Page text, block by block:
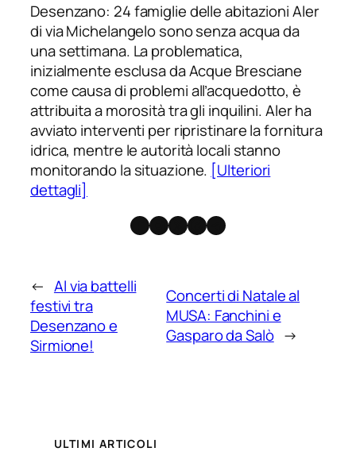
Desenzano: 24 famiglie delle abitazioni Aler
di via Michelangelo sono senza acqua da
una settimana. La problematica,
inizialmente esclusa da Acque Bresciane
come causa di problemi all’acquedotto, è
attribuita a morosità tra gli inquilini. Aler ha
avviato interventi per ripristinare la fornitura
idrica, mentre le autorità locali stanno
monitorando la situazione. [Ulteriori
dettagli]
Facebook
Instagram
X Threads
Telegram
← Al via battelli
festivi tra
Desenzano e
Sirmione!
Concerti di Natale al
MUSA: Fanchini e
Gasparo da Salò →
ULTIMI ARTICOLI